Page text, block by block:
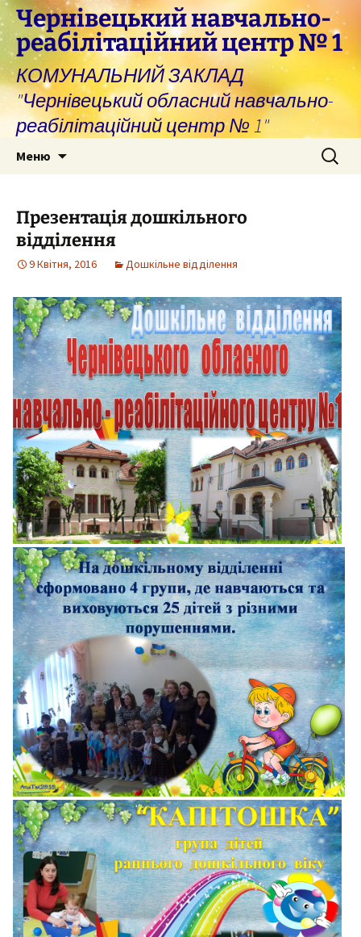
Перейти
до
вмісту
Чернівецький навчально-
реабілітаційний центр № 1
КОМУНАЛЬНИЙ ЗАКЛАД
"Чернівецький обласний навчально-
реабілітаційний центр № 1"
Меню Пошук:
Презентація дошкільного
відділення
9 Квітня, 2016 Дошкільне відділення